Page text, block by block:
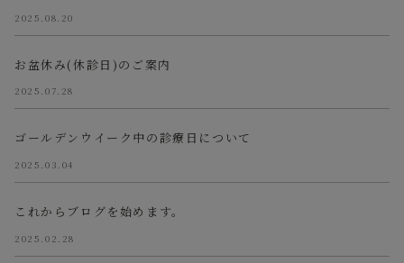
2025.08.20
お盆休み(休診日)のご案内
2025.07.28
ゴールデンウイーク中の診療日について
2025.03.04
これからブログを始めます。
2025.02.28